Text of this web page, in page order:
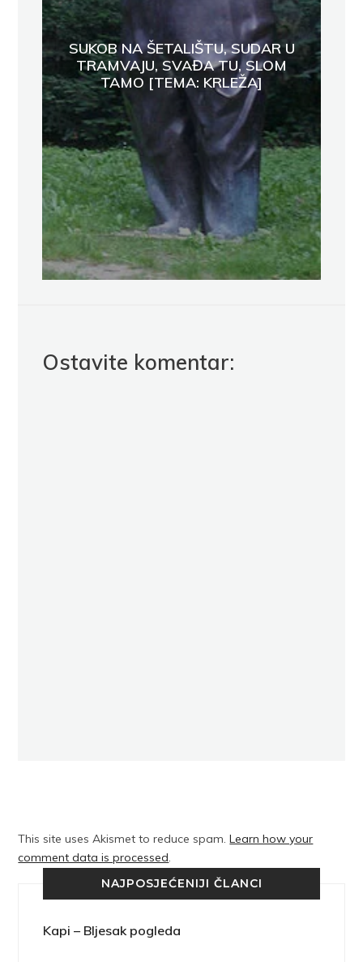
SUKOB NA ŠETALIŠTU, SUDAR U
TRAMVAJU, SVAĐA TU, SLOM
TAMO [TEMA: KRLEŽA]
Ostavite komentar:
This site uses Akismet to reduce spam.Learn how your
comment data is processed.
NAJPOSJEĆENIJI ČLANCI
Kapi – Bljesak pogleda